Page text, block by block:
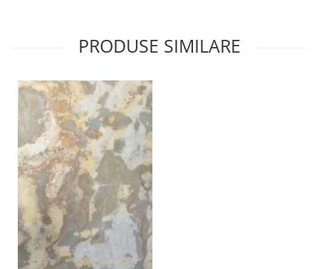
PRODUSE SIMILARE